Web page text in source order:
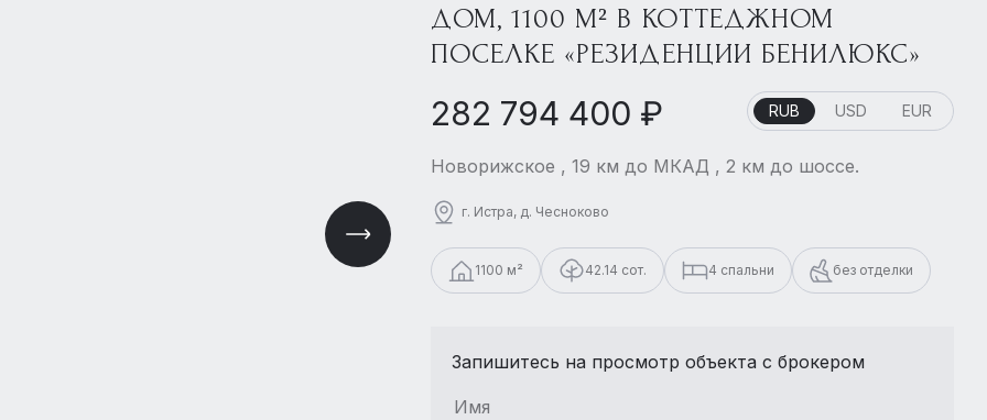
ДОМ, 1100 М² В КОТТЕДЖНОМ
ПОСЕЛКЕ «РЕЗИДЕНЦИИ БЕНИЛЮКС»
282 794 400 ₽ RUB USD EUR
Новорижское , 19 км до МКАД , 2 км до шоссе.
г. Истра, д. Чесноково
1100 м² 42.14 сот. 4 спальни без отделки
Запишитесь на просмотр объекта с брокером